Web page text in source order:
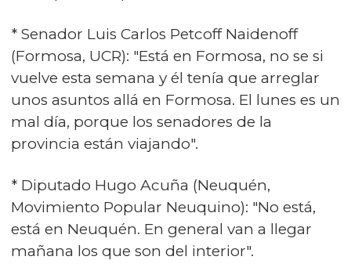
* Senador Luis Carlos Petcoff Naidenoff
(Formosa, UCR): "Está en Formosa, no se si
vuelve esta semana y él tenía que arreglar
unos asuntos allá en Formosa. El lunes es un
mal día, porque los senadores de la
provincia están viajando".
* Diputado Hugo Acuña (Neuquén,
Movimiento Popular Neuquino): "No está,
está en Neuquén. En general van a llegar
mañana los que son del interior".